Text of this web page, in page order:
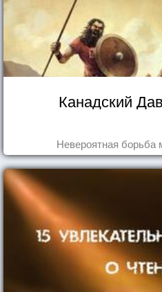
Канадский
Невероятная борьба